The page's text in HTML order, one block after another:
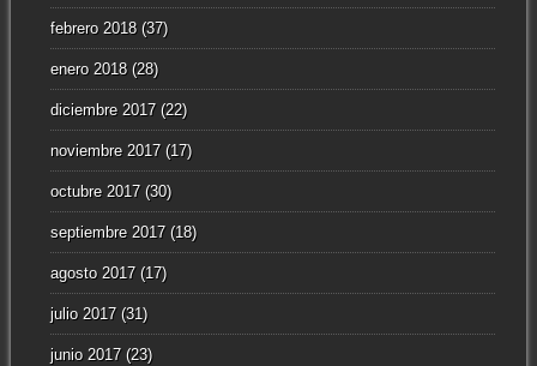
febrero 2018(37)
enero 2018(28)
diciembre 2017(22)
noviembre 2017(17)
octubre 2017(30)
septiembre 2017(18)
agosto 2017(17)
julio 2017(31)
junio 2017(23)